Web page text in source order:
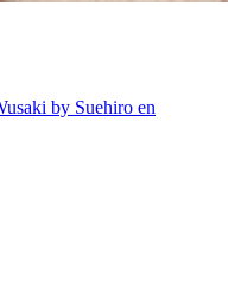
by Suehiro en